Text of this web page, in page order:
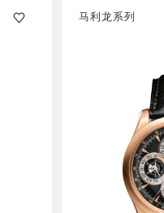
马利龙系列